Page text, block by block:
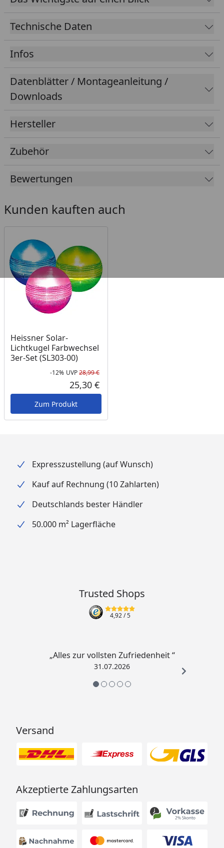
Licht, das den Garten zu einem echten Highlight
Technische Daten
Infos
Datenblätter / Montageanleitung /
Downloads
Hersteller
Zubehör
Bewertungen
Kunden kauften auch
Heissner Solar-
Lichtkugel Farbwechsel
3er-Set (SL303-00)
Rabatt in Prozent
-12%
Ursprünglicher Preis
UVP28,99 €
Aktueller Preis
25,30 €
Zum Produkt
Expresszustellung (auf Wunsch)
Kauf auf Rechnung (10 Zahlarten)
Deutschlands bester Händler
50.000 m² Lagerfläche
Trusted Shops
4,92/ 5
„Alles zur vollsten Zufriedenheit “
31.07.2026
Versand
Akzeptierte Zahlungsarten